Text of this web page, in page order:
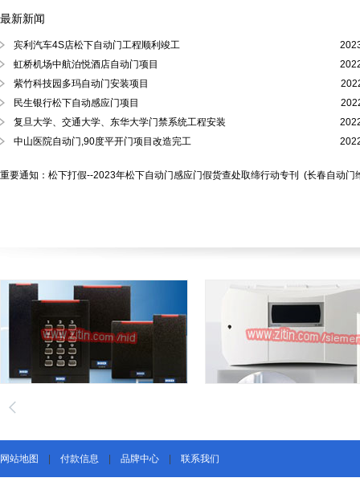
最新新闻
宾利汽车4S店松下自动门工程顺利竣工
虹桥机场中航泊悦酒店自动门项目
紫竹科技园多玛自动门安装项目
民生银行松下自动感应门项目
复旦大学、交通大学、东华大学门禁系统工程安装
中山医院自动门,90度平开门项目改造完工
重要通知：松下打假--2023年松下自动门感应门假货查处取缔行动专刊 (长春自动门
网站地图 付款信息 品牌中心 联系我们